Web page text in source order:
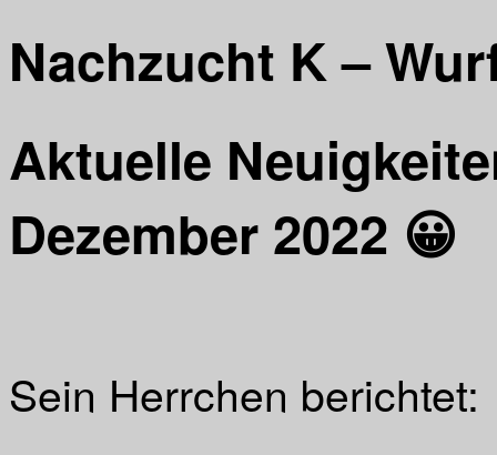
Nachzucht K –
Aktuelle
Dezember 2022 😀
Sein Herrchen berichtet: